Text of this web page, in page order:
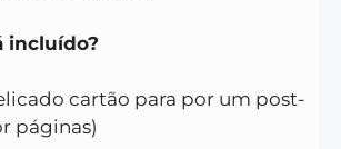
incluído?
cartão para por um post-
páginas)